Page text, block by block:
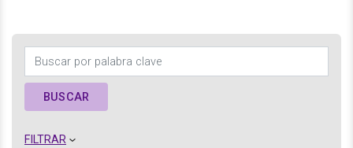
FILTRAR